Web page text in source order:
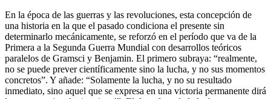
En la época de las guerras y las revoluciones, esta concepción de
una historia en la que el pasado condiciona el presente sin
determinarlo mecánicamente, se reforzó en el período que va de la
Primera a la Segunda Guerra Mundial con desarrollos teóricos
paralelos de Gramsci y Benjamin. El primero subraya: “realmente,
no se puede prever científicamente sino la lucha, y no sus momentos
concretos”. Y añade: “Solamente la lucha, y no su resultado
inmediato, sino aquel que se expresa en una victoria permanente dirá